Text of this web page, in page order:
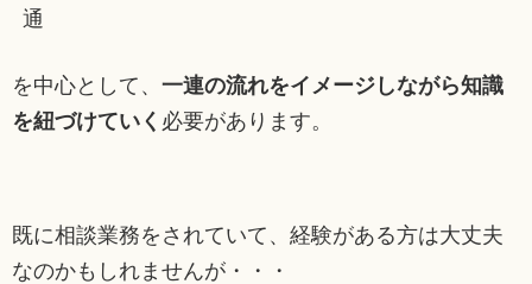
通
を中心として、 一連の流れをイメージしながら知識
を紐づけていく 必要があります。
既に相談業務をされていて、経験がある方は大丈夫
なのかもしれませんが・・・